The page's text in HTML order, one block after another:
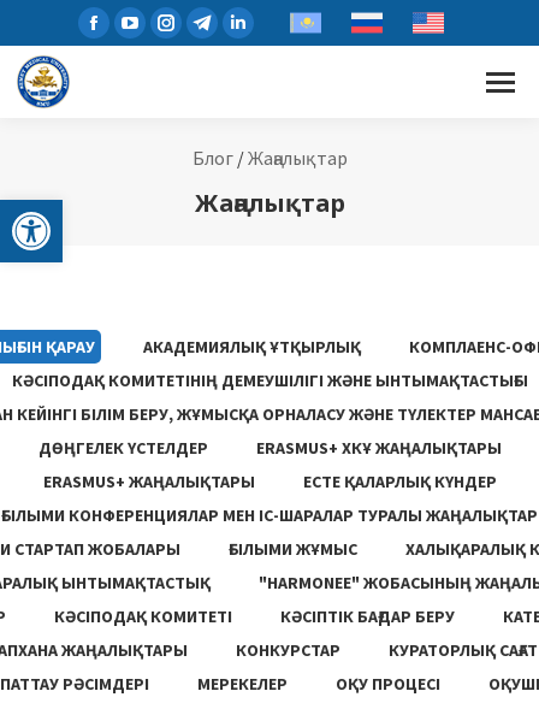
Open toolbar
Блог/Жаңалықтар
Жаңалықтар
ҚАРАУ АКАДЕМИЯЛЫҚ ҰТҚЫРЛЫҚ
КОМПЛАЕНС-
КӘСІПОДАҚ КОМИТЕТІНІҢ ДЕМЕУШІЛІГІ ЖӘНЕ ЫНТЫМАҚТАСТЫҒЫ
КЕЙІНГІ БІЛІМ БЕРУ, ЖҰМЫСҚА ОРНАЛАСУ ЖƏНЕ ТҮЛЕКТЕР
ДӨҢГЕЛЕК ҮСТЕЛДЕР
ERASMUS+ ХКҰ ЖАҢАЛЫҚТАРЫ
ERASMUS+ ЖАҢАЛЫҚТАРЫ
ЕСТЕ ҚАЛАРЛЫҚ КҮНДЕР
ҒЫЛЫМИ КОНФЕРЕНЦИЯЛАР МЕН ІС-ШАРАЛАР ТУРАЛЫ ЖАҢАЛЫҚТАР
СТАРТАП ЖОБАЛАРЫ
ҒЫЛЫМИ ЖҰМЫС
ХАЛЫҚАРАЛЫҚ
ЫНТЫМАҚТАСТЫҚ
"HARMONEE" ЖОБАСЫНЫҢ
КӘСІПОДАҚ КОМИТЕТІ КӘСІПТІК БАҒДАР БЕРУ
ЖАҢАЛЫҚТАРЫ
КОНКУРСТАР
КУРАТОРЛЫҚ
РӘСІМДЕРІ
МЕРЕКЕЛЕР ОҚУ ПРОЦЕСІ